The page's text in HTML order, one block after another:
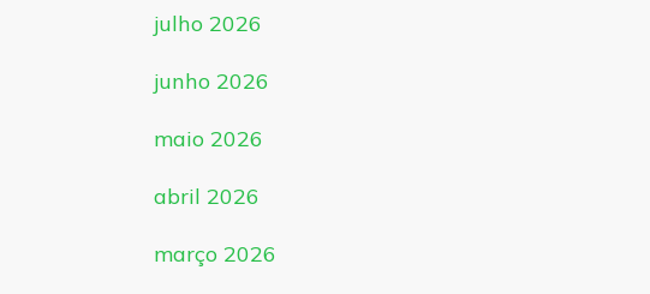
julho 2026
junho 2026
maio 2026
abril 2026
março 2026